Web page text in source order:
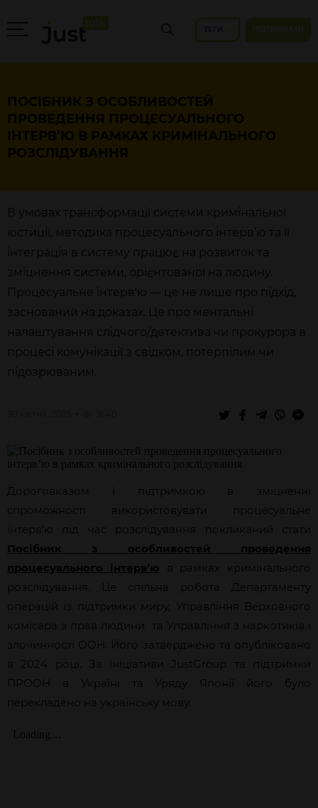
ПОСІБНИК З ОСОБЛИВОСТЕЙ
ПРОВЕДЕННЯ ПРОЦЕСУАЛЬНОГО
ІНТЕРВ’Ю В РАМКАХ КРИМІНАЛЬНОГО
РОЗСЛІДУВАННЯ
В умовах трансформації системи кримінальної
юстиції, методика процесуального інтерв’ю та її
інтеграція в систему працює на розвиток та
зміцнення системи, орієнтованої на людину.
Процесуальне інтерв'ю — це не лише про підхід,
заснований на доказах. Це про ментальні
налаштування слідчого/детектива чи прокурора в
процесі комунікації з свідком, потерпілим чи
підозрюваним.
Дороговказом і підтримкою в зміцненні
спроможності використовувати процесуальне
інтерв’ю під час розслідування покликаний стати
Посібник з особливостей проведення
процесуального інтерв’ю в рамках кримінального
розслідування. Це спільна робота Департаменту
операцій із підтримки миру, Управління Верховного
комісара з прав людини та Управління з наркотиків і
злочинності ООН. Його затверджено та опубліковано
в 2024 році. За ініціативи JustGroup та підтримки
ПРООН в Україні та Уряду Японії його було
перекладено на українську мову.